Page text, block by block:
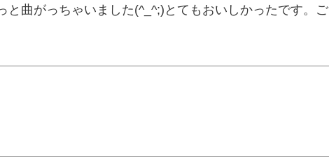
と曲がっちゃいました(^_^;)とてもおいしかったです。ご